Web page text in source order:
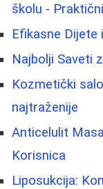
školu -
Efikasne Dijete
Najbolji Saveti
Kozmetički
najtraženije
Anticelulit
Korisnica
Liposukcija: